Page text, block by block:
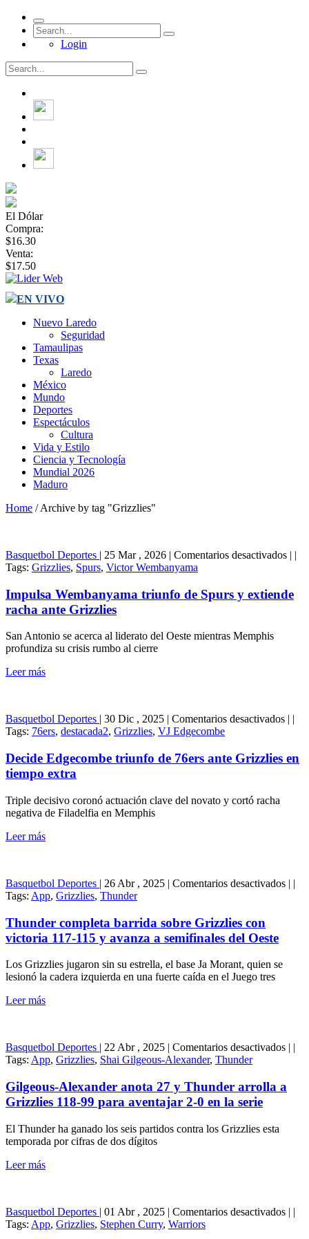
Login
El Dólar
Compra:
$16.30
Venta:
$17.50
EN VIVO
Nuevo Laredo
Seguridad
Tamaulipas
Texas
Laredo
México
Mundo
Deportes
Espectáculos
Cultura
Vida y Estilo
Ciencia y Tecnología
Mundial 2026
Maduro
Home / Archive by tag "Grizzlies"
Basquetbol Deportes | 25 Mar , 2026 | Comentarios desactivadosen
de
| |
Tags: Grizzlies, Spurs, Victor Wembanyama
Impulsa Wembanyama triunfo de Spurs y extiende
racha ante Grizzlies
San Antonio se acerca al liderato del Oeste mientras Memphis
profundiza su crisis rumbo al cierre
Leer más
Basquetbol Deportes | 30 Dic , 2025 | Comentarios desactivadosen
de
| |
Tags: 76ers, destacada2, Grizzlies, VJ Edgecombe
Decide Edgecombe triunfo de 76ers ante Grizzlies en
tiempo extra
Triple decisivo coronó actuación clave del novato y cortó racha
negativa de Filadelfia en Memphis
Leer más
Basquetbol Deportes | 26 Abr , 2025 | Comentarios desactivadosen
del
| |
Tags: App, Grizzlies, Thunder
Thunder completa barrida sobre Grizzlies con
victoria 117-115 y avanza a semifinales del Oeste
Los Grizzlies jugaron sin su estrella, el base Ja Morant, quien se
lesionó la cadera izquierda en una fuerte caída en el Juego tres
Leer más
Basquetbol Deportes | 22 Abr , 2025 | Comentarios desactivadosen
anota
27
2-
| |
Tags: App, Grizzlies, Shai Gilgeous-Alexander, Thunder
Gilgeous-Alexander anota 27 y Thunder arrolla a
Grizzlies 118-99 para aventajar 2-0 en la serie
El Thunder ha ganado los seis partidos contra los Grizzlies esta
temporada por cifras de dos dígitos
Leer más
Basquetbol Deportes | 01 Abr , 2025 | Comentarios desactivadosen
| |
Tags: App, Grizzlies, Stephen Curry, Warriors